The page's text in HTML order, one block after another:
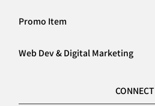
Promo Item
Web Dev & Digital Marketing
CONNECT